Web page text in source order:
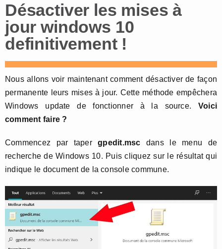
Désactiver les mises à
jour windows 10
definitivement !
Nous allons voir maintenant comment désactiver de façon
permanente leurs mises à jour. Cette méthode empêchera
Windows update de fonctionner à la source. Voici
comment faire ?
Commencez par tapergpedit.msc dans le menu de
recherche de Windows 10. Puis cliquez sur le résultat qui
indique le document de la console commune.